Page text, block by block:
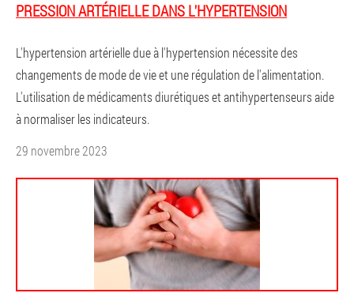
PRESSION ARTÉRIELLE DANS L'HYPERTENSION
L'hypertension artérielle due à l'hypertension nécessite des
changements de mode de vie et une régulation de l'alimentation.
L'utilisation de médicaments diurétiques et antihypertenseurs aide
à normaliser les indicateurs.
29 novembre 2023